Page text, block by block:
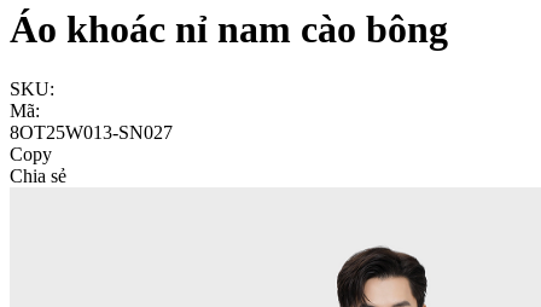
Áo khoác nỉ nam cào bông
SKU:
Mã:
8OT25W013-SN027
Copy
Chia sẻ